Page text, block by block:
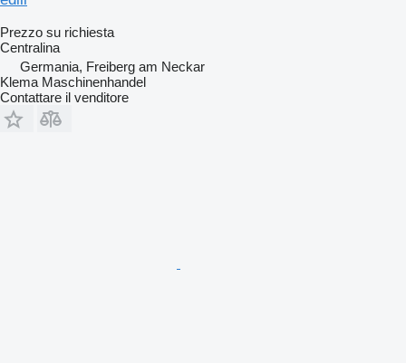
Prezzo su richiesta
Centralina
Germania, Freiberg am Neckar
Klema Maschinenhandel
Contattare il venditore